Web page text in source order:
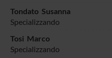
Tondato Susanna
Specializzando
Tosi Marco
Specializzando